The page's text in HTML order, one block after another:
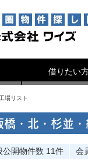
借りたい
場リスト
橋・北・杉並
公開物件数 11件 会